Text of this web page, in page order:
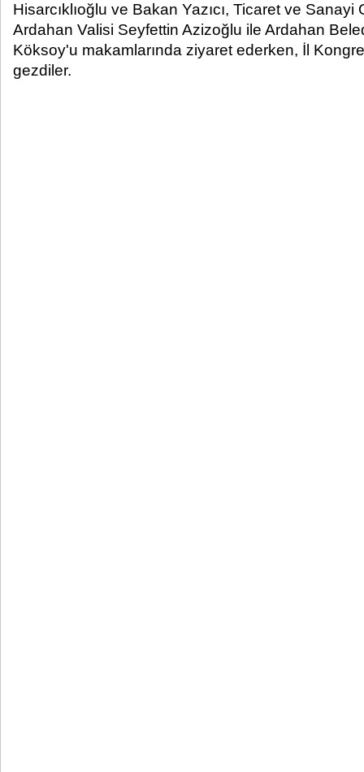
Hisarcıklıoğlu ve Bakan Yazıcı, Ticaret ve Sanayi
Ardahan Valisi Seyfettin Azizoğlu ile Ardahan
Köksoy'u makamlarında ziyaret ederken, İl
gezdiler.